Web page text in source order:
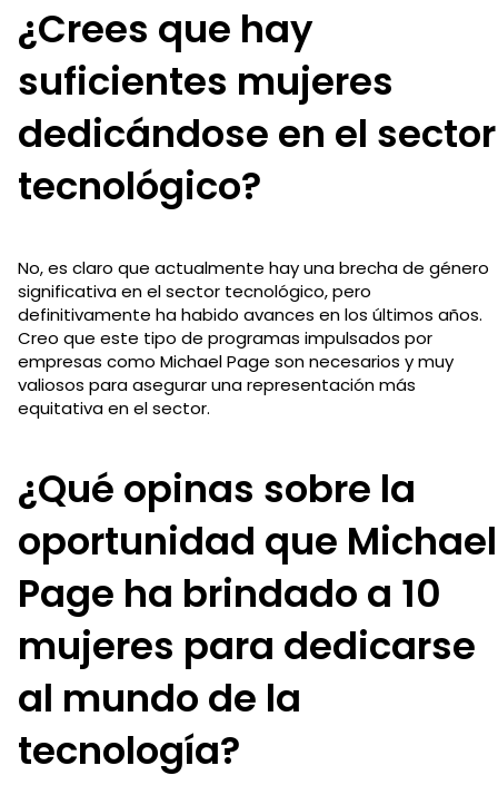
¿Crees que hay
suficientes mujeres
dedicándose en el sector
tecnológico?
No, es claro que actualmente hay una brecha de género
significativa en el sector tecnológico, pero
definitivamente ha habido avances en los últimos años.
Creo que este tipo de programas impulsados por
empresas como Michael Page son necesarios y muy
valiosos para asegurar una representación más
equitativa en el sector.
¿Qué opinas sobre la
oportunidad que Michael
Page ha brindado a 10
mujeres para dedicarse
al mundo de la
tecnología?